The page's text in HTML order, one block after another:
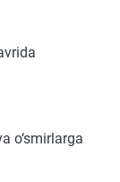
o‘smirlarga